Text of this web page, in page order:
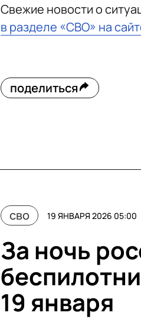
Свежие новости о
в разделе «СВО» на
поделиться
сво 19 ЯНВАРЯ 2026 05:00
За ночь
19 января